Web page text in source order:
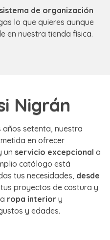
sistema de organización
lo que quieres aunque
en nuestra tienda física.
Nigrán
años setenta, nuestra
en ofrecer
un servicio excepcional a
catálogo está
tus necesidades, desde
proyectos de costura y
ropa interior y
y edades.